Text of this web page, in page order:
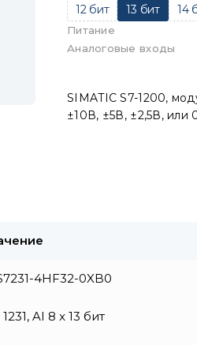
12 бит 13 бит 14
Питание
Аналоговые входы
SIMATIC S7-1200,
±10В, ±5В, ±2,5В, или
4HF32-0XB0
AI 8 x 13 бит